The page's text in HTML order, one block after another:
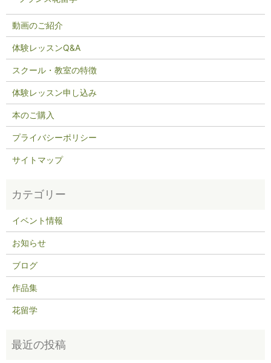
動画のご紹介
体験レッスンQ&A
スクール・教室の特徴
体験レッスン申し込み
本のご購入
プライバシーポリシー
サイトマップ
イベント情報
お知らせ
ブログ
作品集
花留学